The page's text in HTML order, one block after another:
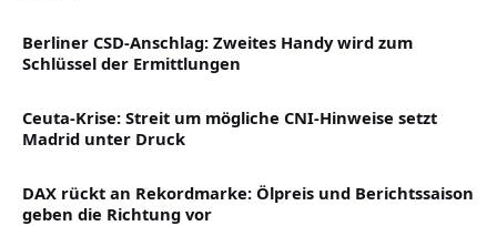
Berliner CSD-Anschlag: Zweites Handy wird zum
Schlüssel der Ermittlungen
Ceuta-Krise: Streit um mögliche CNI-Hinweise setzt
Madrid unter Druck
DAX rückt an Rekordmarke: Ölpreis und Berichtssaison
geben die Richtung vor